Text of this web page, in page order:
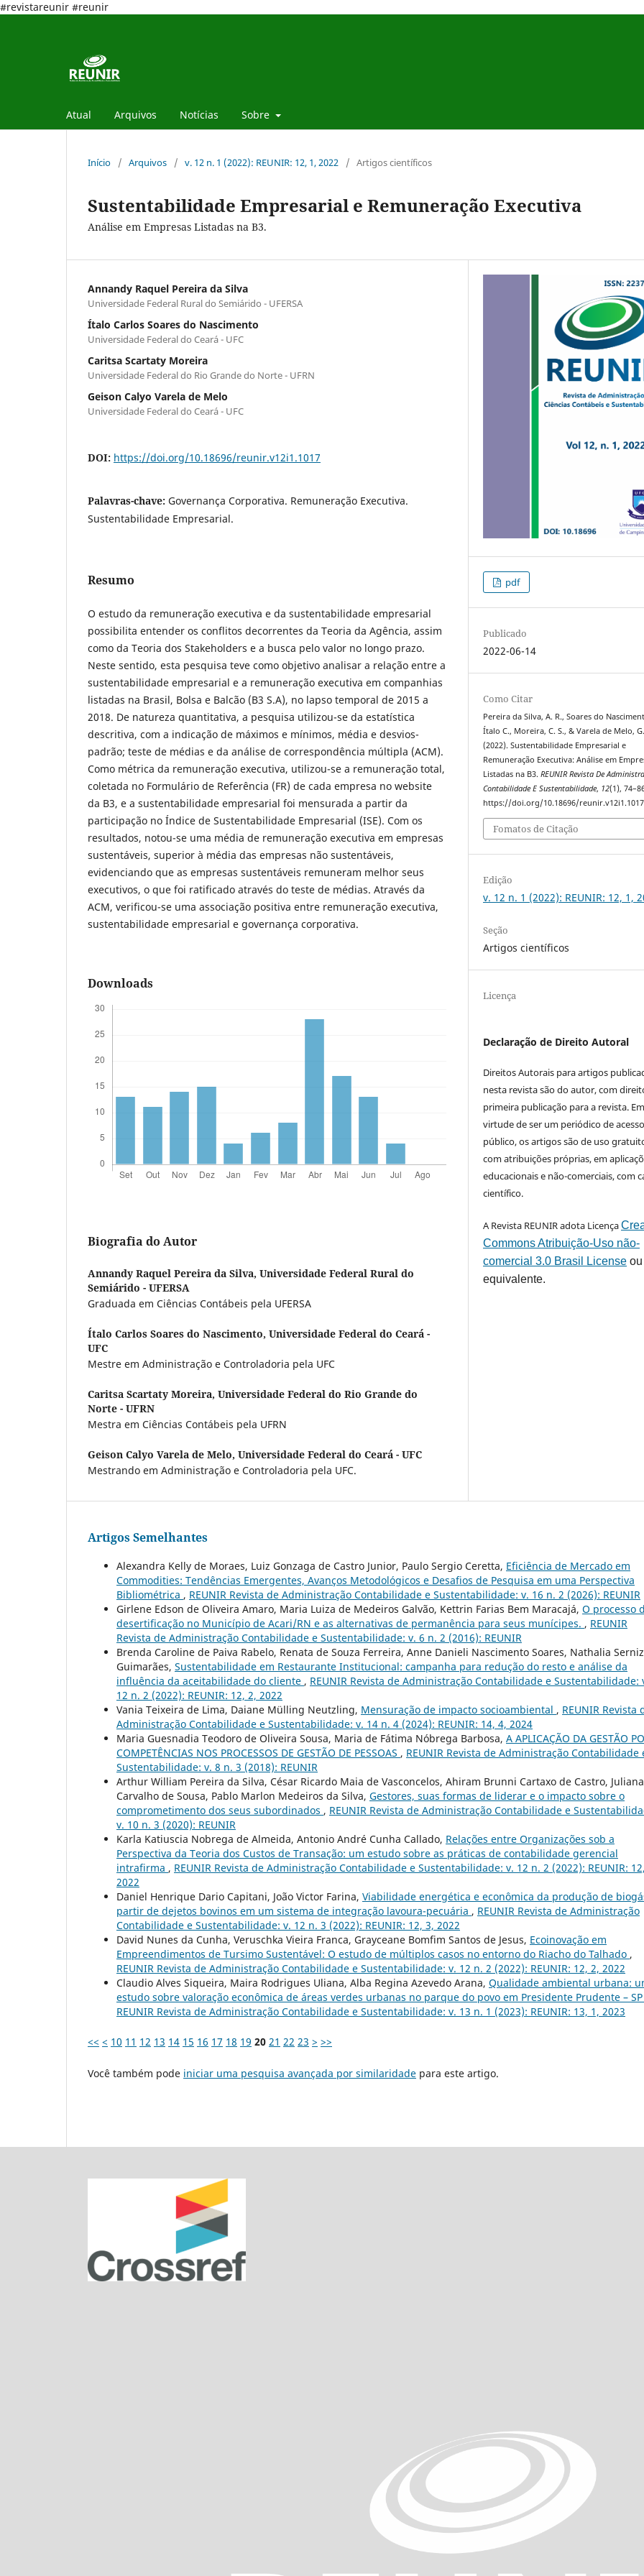
#revistareunir #reunir
Atual Arquivos Notícias Sobre
Início / Arquivos / v. 12 n. 1 (2022): REUNIR: 12, 1, 2022 / Artigos científicos
Sustentabilidade Empresarial e Remuneração Executiva
Análise em Empresas Listadas na B3.
Annandy Raquel Pereira da Silva
Universidade Federal Rural do Semiárido - UFERSA
Ítalo Carlos Soares do Nascimento
Universidade Federal do Ceará - UFC
Caritsa Scartaty Moreira
Universidade Federal do Rio Grande do Norte - UFRN
Geison Calyo Varela de Melo
Universidade Federal do Ceará - UFC
DOI: https://doi.org/10.18696/reunir.v12i1.1017
Palavras-chave: Governança Corporativa. Remuneração Executiva.
Sustentabilidade Empresarial.
Resumo
O estudo da remuneração executiva e da sustentabilidade empresarial
possibilita entender os conflitos decorrentes da Teoria da Agência, assim
como da Teoria dos Stakeholders e a busca pelo valor no longo prazo.
Neste sentido, esta pesquisa teve como objetivo analisar a relação entre a
sustentabilidade empresarial e a remuneração executiva em companhias
listadas na Brasil, Bolsa e Balcão (B3 S.A), no lapso temporal de 2015 a
2018. De natureza quantitativa, a pesquisa utilizou-se da estatística
descritiva, com a indicação de máximos e mínimos, média e desvios-
padrão; teste de médias e da análise de correspondência múltipla (ACM).
Como métrica da remuneração executiva, utilizou-se a remuneração total,
coletada no Formulário de Referência (FR) de cada empresa no website
da B3, e a sustentabilidade empresarial foi mensurada a partir da
participação no Índice de Sustentabilidade Empresarial (ISE). Com os
resultados, notou-se uma média de remuneração executiva em empresas
sustentáveis, superior à média das empresas não sustentáveis,
evidenciando que as empresas sustentáveis remuneram melhor seus
executivos, o que foi ratificado através do teste de médias. Através da
ACM, verificou-se uma associação positiva entre remuneração executiva,
sustentabilidade empresarial e governança corporativa.
Downloads
Biografia do Autor
Annandy Raquel Pereira da Silva, Universidade Federal Rural do
Semiárido - UFERSA
Graduada em Ciências Contábeis pela UFERSA
Ítalo Carlos Soares do Nascimento, Universidade Federal do Ceará -
UFC
Mestre em Administração e Controladoria pela UFC
Caritsa Scartaty Moreira, Universidade Federal do Rio Grande do
Norte - UFRN
Mestra em Ciências Contábeis pela UFRN
Geison Calyo Varela de Melo, Universidade Federal do Ceará - UFC
Mestrando em Administração e Controladoria pela UFC.
pdf
Publicado
2022-06-14
Como Citar
Pereira da Silva, A. R., Soares do
Ítalo C., Moreira, C. S., & Varela de Melo,
(2022). Sustentabilidade Empresarial e
Remuneração Executiva: Análise em
Listadas na B3.REUNIR Revista De
Contabilidade E Sustentabilidade, 12(1),
https://doi.org/10.18696/reunir.v12i1.1017
Fomatos de Citação
Edição
v. 12 n. 1 (2022): REUNIR: 12, 1,
Seção
Artigos científicos
Licença
Declaração de Direito Autoral
Direitos Autorais para artigos
nesta revista são do autor, com
primeira publicação para a revista. Em
virtude de ser um periódico de acesso
público, os artigos são de uso
com atribuições próprias, em
educacionais e não-comerciais, com
científico.
A Revista REUNIR adota Licença
Commons Atribuição-Uso não-
comercial 3.0 Brasil License
equivalente.
Artigos Semelhantes
Alexandra Kelly de Moraes, Luiz Gonzaga de Castro Junior, Paulo Sergio Ceretta, Eficiência de Mercado em
Commodities: Tendências Emergentes, Avanços Metodológicos e Desafios de Pesquisa em uma Perspectiva
Bibliométrica , REUNIR Revista de Administração Contabilidade e Sustentabilidade: v. 16 n. 2 (2026): REUNIR
Girlene Edson de Oliveira Amaro, Maria Luiza de Medeiros Galvão, Kettrin Farias Bem Maracajá, O processo
desertificação no Município de Acari/RN e as alternativas de permanência para seus munícipes. , REUNIR
Revista de Administração Contabilidade e Sustentabilidade: v. 6 n. 2 (2016): REUNIR
Brenda Caroline de Paiva Rabelo, Renata de Souza Ferreira, Anne Danieli Nascimento Soares, Nathalia
Guimarães, Sustentabilidade em Restaurante Institucional: campanha para redução do resto e análise da
influência da aceitabilidade do cliente , REUNIR Revista de Administração Contabilidade e Sustentabilidade:
12 n. 2 (2022): REUNIR: 12, 2, 2022
Vania Teixeira de Lima, Daiane Mülling Neutzling, Mensuração de impacto socioambiental , REUNIR Revista
Administração Contabilidade e Sustentabilidade: v. 14 n. 4 (2024): REUNIR: 14, 4, 2024
Maria Guesnadia Teodoro de Oliveira Sousa, Maria de Fátima Nóbrega Barbosa, A APLICAÇÃO DA GESTÃO
COMPETÊNCIAS NOS PROCESSOS DE GESTÃO DE PESSOAS , REUNIR Revista de Administração Contabilidade
Sustentabilidade: v. 8 n. 3 (2018): REUNIR
Arthur William Pereira da Silva, César Ricardo Maia de Vasconcelos, Ahiram Brunni Cartaxo de Castro, Juliana
Carvalho de Sousa, Pablo Marlon Medeiros da Silva, Gestores, suas formas de liderar e o impacto sobre o
comprometimento dos seus subordinados , REUNIR Revista de Administração Contabilidade e
v. 10 n. 3 (2020): REUNIR
Karla Katiuscia Nobrega de Almeida, Antonio André Cunha Callado, Relações entre Organizações sob a
Perspectiva da Teoria dos Custos de Transação: um estudo sobre as práticas de contabilidade gerencial
intrafirma , REUNIR Revista de Administração Contabilidade e Sustentabilidade: v. 12 n. 2 (2022): REUNIR:
2022
Daniel Henrique Dario Capitani, João Victor Farina, Viabilidade energética e econômica da produção de
partir de dejetos bovinos em um sistema de integração lavoura-pecuária , REUNIR Revista de Administração
Contabilidade e Sustentabilidade: v. 12 n. 3 (2022): REUNIR: 12, 3, 2022
David Nunes da Cunha, Veruschka Vieira Franca, Grayceane Bomfim Santos de Jesus, Ecoinovação em
Empreendimentos de Tursimo Sustentável: O estudo de múltiplos casos no entorno do Riacho do Talhado ,
REUNIR Revista de Administração Contabilidade e Sustentabilidade: v. 12 n. 2 (2022): REUNIR: 12, 2, 2022
Claudio Alves Siqueira, Maira Rodrigues Uliana, Alba Regina Azevedo Arana, Qualidade ambiental urbana:
estudo sobre valoração econômica de áreas verdes urbanas no parque do povo em Presidente Prudente – SP
REUNIR Revista de Administração Contabilidade e Sustentabilidade: v. 13 n. 1 (2023): REUNIR: 13, 1, 2023
<< < 10 11 12 13 14 15 16 17 18 19 20 21 22 23 > >>
Você também pode iniciar uma pesquisa avançada por similaridade para este artigo.